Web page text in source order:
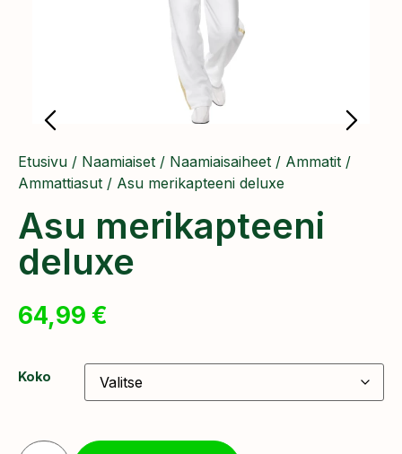
Etusivu / Naamiaiset / Naamiaisaiheet / Ammatit /
Ammattiasut / Asu merikapteeni deluxe
Asu merikapteeni
deluxe
64,99 €
Koko